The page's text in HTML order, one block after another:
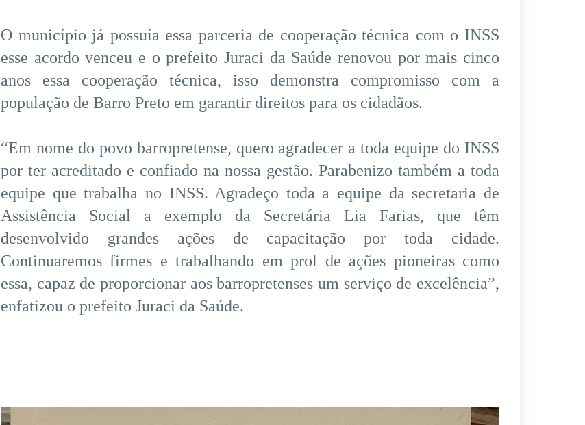
O município já possuía essa parceria de cooperação técnica com o INSS
esse acordo venceu e o prefeito Juraci da Saúde renovou por mais cinco
anos essa cooperação técnica, isso demonstra compromisso com a
população de Barro Preto em garantir direitos para os cidadãos.
“Em nome do povo barropretense, quero agradecer a toda equipe do INSS
por ter acreditado e confiado na nossa gestão. Parabenizo também a toda
equipe que trabalha no INSS. Agradeço toda a equipe da secretaria de
Assistência Social a exemplo da Secretária Lia Farias, que têm
desenvolvido grandes ações de capacitação por toda cidade.
Continuaremos firmes e trabalhando em prol de ações pioneiras como
essa, capaz de proporcionar aos barropretenses um serviço de excelência”,
enfatizou o prefeito Juraci da Saúde.